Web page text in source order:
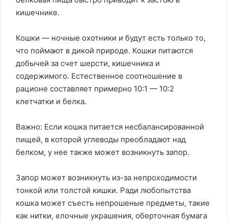
кишечнике.
Кошки — ночные охотники и будут есть только то,
что поймают в дикой природе. Кошки питаются
добычей за счет шерсти, кишечника и
содержимого. Естественное соотношение в
рационе составляет примерно 10:1 — 10:2
клетчатки и белка.
Важно: Если кошка питается несбалансированной
пищей, в которой углеводы преобладают над
белком, у нее также может возникнуть запор.
Запор может возникнуть из-за непроходимости
тонкой или толстой кишки. Ради любопытства
кошка может съесть непрошеные предметы, такие
как нитки, елочные украшения, оберточная бумага